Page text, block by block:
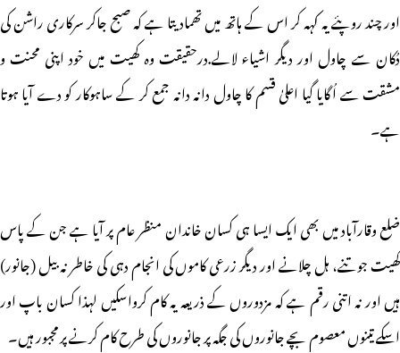
اور چند روپئے یہ کہہ کر اس کے ہاتھ میں تھمادیتا ہے کہ صبح جاکر سرکاری راشن کی
دُکان سے چاول اور دیگر اشیاء لالے.درحقیقت وہ کھیت میں خود اپنی محنت و
مشقت سے اُگایا گیا اعلیٰ قسم کا چاول دانہ دانہ جمع کر کے ساہوکار کو دے آیا ہوتا
ہے۔
ضلع وقارآباد میں بھی ایک ایسا ہی کسان خاندان منظر عام پر آیا ہے جن کے پاس
کھیت جوتنے، ہل چلانے اور دیگر زرعی کاموں کی انجام دہی کی خاطر نہ بیل (جانور)
ہیں اور نہ اتنی رقم ہے کہ مزدوروں کے ذریعہ یہ کام کرواسکیں لہذا کسان باپ اور
اسکے تینوں معصوم بچے جانوروں کی جگہ پر جانوروں کی طرح کام کرنے پر مجبور ہیں۔